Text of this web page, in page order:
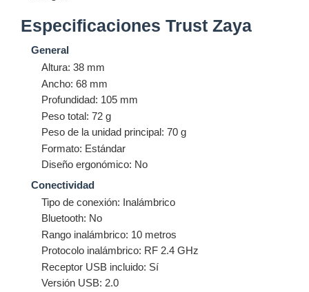
Especificaciones Trust Zaya
General
Altura: 38 mm
Ancho: 68 mm
Profundidad: 105 mm
Peso total: 72 g
Peso de la unidad principal: 70 g
Formato: Estándar
Diseño ergonómico: No
Conectividad
Tipo de conexión: Inalámbrico
Bluetooth: No
Rango inalámbrico: 10 metros
Protocolo inalámbrico: RF 2.4 GHz
Receptor USB incluido: Sí
Versión USB: 2.0